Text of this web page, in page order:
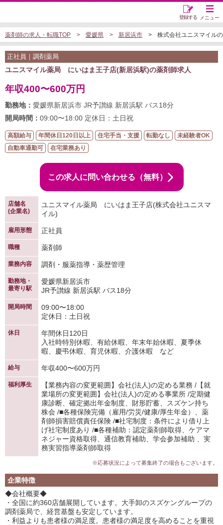
メニュー
登録する
薬剤師の求人・転職TOP 愛媛県 新居浜市 株式会社ユニスマイル
正社員｜調剤薬局
ユニスマイル薬局 にいはま王子店(新居浜駅)の薬剤師求人
年収400〜600万円
勤務地： 愛媛県新居浜市 JR予讃線 新居浜駅 バス18分
開局時間： 09:00〜18:00 定休日：土日祝
高額給与 年間休日120日以上 住宅手当・支援 転勤なし
未経験者OK
自動車通勤可
在宅業務あり
この求人に問い合わせる（無料）
店舗名
(企業名)
ユニスマイル薬局 にいはま王子店(株式会社ユニスマ
イル)
雇用形態 正社員
職種 薬剤師
業務内容 調剤・服薬指導・薬歴管理
勤務地・
最寄り駅
愛媛県新居浜市
JR予讃線 新居浜駅 バス18分
開局時間
09:00〜18:00
定休日：土日祝
休日
年間休日120日
入社時特別休暇、有給休暇、年末年始休暇、夏季休
暇、慶弔休暇、育児休暇、介護休暇 など
給与 年収400〜600万円
福利厚生
【業務内容の変更範囲】会社(法人)の定める業務 /【就
業場所の変更範囲】会社(法人)の定める事業所 /定期健
康診断、確定拠出年金制度、財形貯蓄、スズケン持ち
株会 /■各種保険完備（雇用/労災/健康/厚生年金）、薬
剤師損害賠償責任保険 /■社宅制度：条件により借り上
げ社宅制度あり /■各種補助：認定薬剤師取得、ケアマ
ネジャー資格取得、通信教育補助、学会参加補助 、実
務実習指導薬剤師取得
※応募状況によって募集終了の場合もございます。
企業特徴
◆会社概要◆
・全国に約360店舗展開しています。大手卸のスズケングループの
調剤薬局で、経営基盤も安定しています。
・利益よりも患者様の満足度。患者様の満足度を高めることを重視